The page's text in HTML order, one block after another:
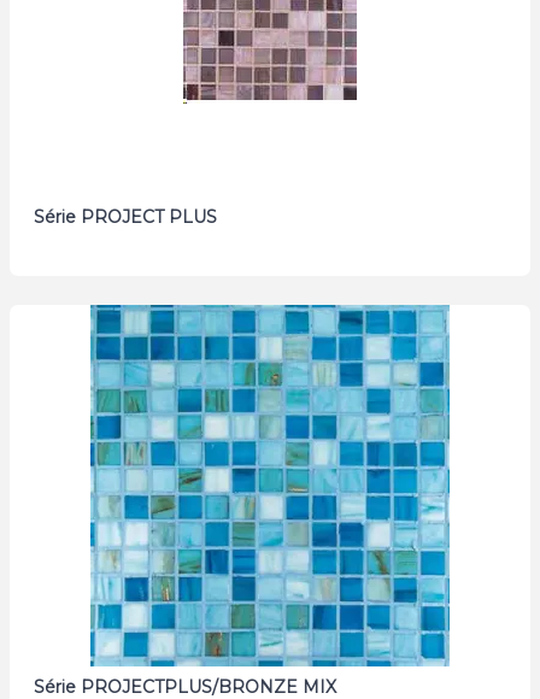
Série PROJECT PLUS
Série PROJECTPLUS/BRONZE MIX